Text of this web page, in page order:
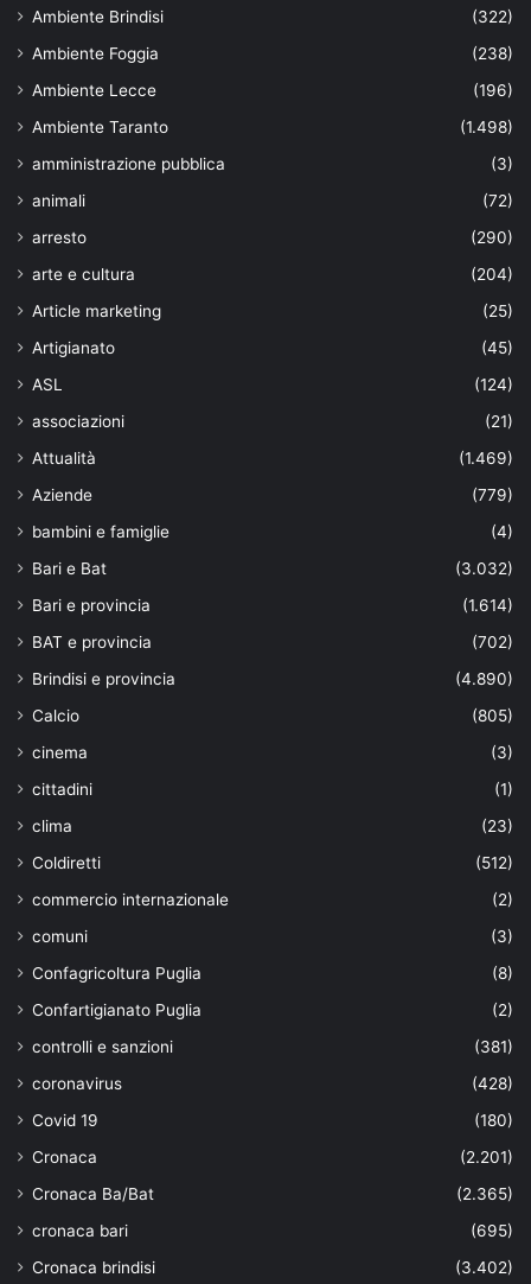
Ambiente Brindisi
(322)
Ambiente Foggia
(238)
Ambiente Lecce
(196)
Ambiente Taranto
(1.498)
amministrazione pubblica
(3)
animali
(72)
arresto
(290)
arte e cultura
(204)
Article marketing
(25)
Artigianato
(45)
ASL
(124)
associazioni
(21)
Attualità
(1.469)
Aziende
(779)
bambini e famiglie
(4)
Bari e Bat
(3.032)
Bari e provincia
(1.614)
BAT e provincia
(702)
Brindisi e provincia
(4.890)
Calcio
(805)
cinema
(3)
cittadini
(1)
clima
(23)
Coldiretti
(512)
commercio internazionale
(2)
comuni
(3)
Confagricoltura Puglia
(8)
Confartigianato Puglia
(2)
controlli e sanzioni
(381)
coronavirus
(428)
Covid 19
(180)
Cronaca
(2.201)
Cronaca Ba/Bat
(2.365)
cronaca bari
(695)
Cronaca brindisi
(3.402)